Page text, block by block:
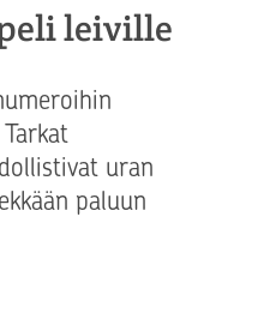
leiville
uran
paluun